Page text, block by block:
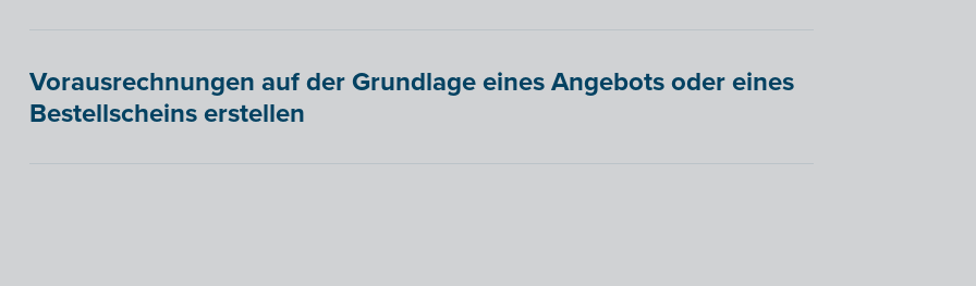
Vorausrechnungen auf der Grundlage eines Angebots oder eines
Bestellscheins erstellen